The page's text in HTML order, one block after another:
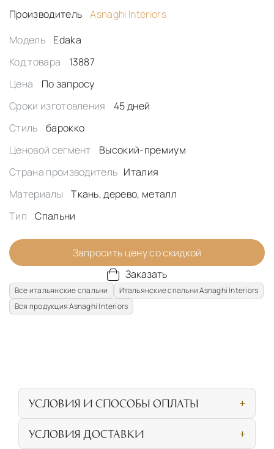
Производитель
Asnaghi Interiors
Модель
Edaka
Код товара
13887
Цена
По запросу
Сроки изготовления
45 дней
Стиль
барокко
Ценовой сегмент
Высокий-премиум
Страна производитель Италия
Материалы
Ткань, дерево, металл
Тип
Спальни
Запросить цену со скидкой
Заказать
Все итальянские спальни
Итальянские спальни Asnaghi Interiors
Вся продукция Asnaghi Interiors
УСЛОВИЯ И СПОСОБЫ ОПЛАТЫ
личном посещении нашего салона
УСЛОВИЯ ДОСТАВКИ